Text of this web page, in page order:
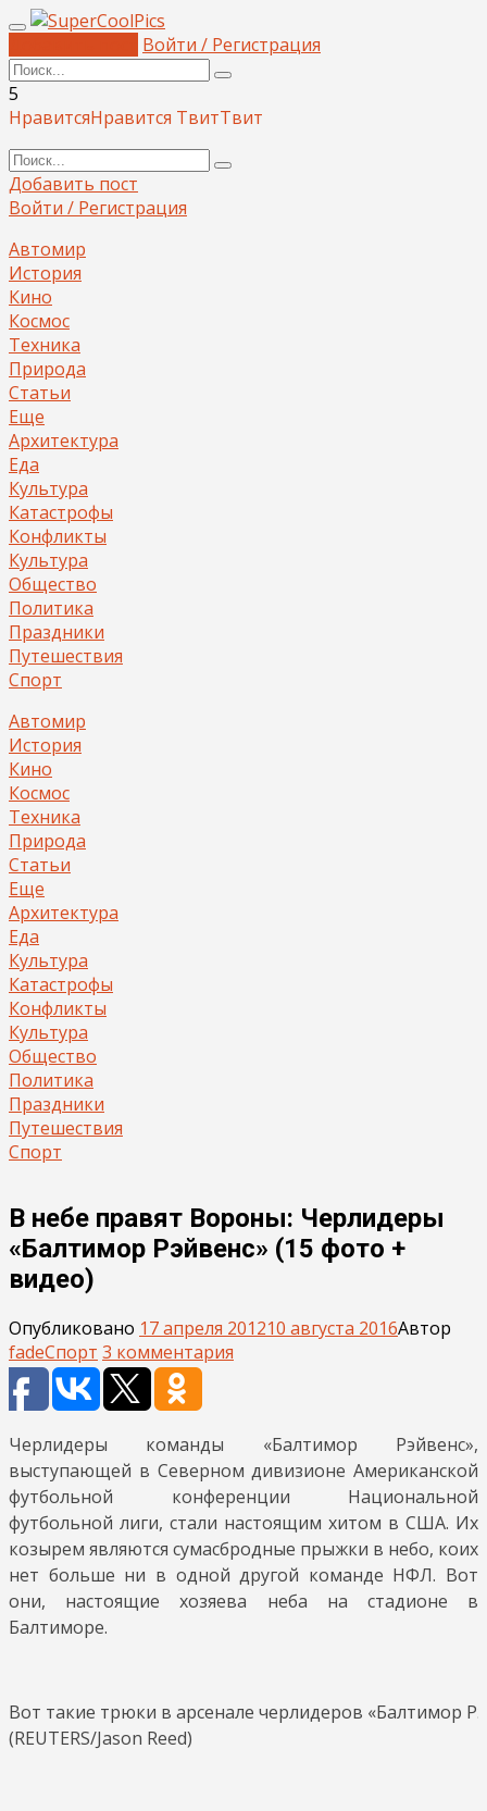
Войти / Регистрация
5
НравитсяНравится ТвитТвит
Добавить пост
Войти / Регистрация
Автомир
История
Кино
Космос
Техника
Природа
Статьи
Еще
Архитектура
Еда
Культура
Катастрофы
Конфликты
Культура
Общество
Политика
Праздники
Путешествия
Спорт
Автомир
История
Кино
Космос
Техника
Природа
Статьи
Еще
Архитектура
Еда
Культура
Катастрофы
Конфликты
Культура
Общество
Политика
Праздники
Путешествия
Спорт
В небе правят Вороны: Черлидеры
«Балтимор Рэйвенс» (15 фото +
видео)
Опубликовано 17 апреля 201210 августа 2016Автор
fadeСпорт 3 комментария
Черлидеры команды «Балтимор Рэйвенс»,
выступающей в Северном дивизионе Американской
футбольной конференции Национальной
футбольной лиги, стали настоящим хитом в США. Их
козырем являются сумасбродные прыжки в небо, коих
нет больше ни в одной другой команде НФЛ. Вот
они, настоящие хозяева неба на стадионе в
Балтиморе.
Вот такие трюки в арсенале черлидеров «Балтимор
(REUTERS/Jason Reed)